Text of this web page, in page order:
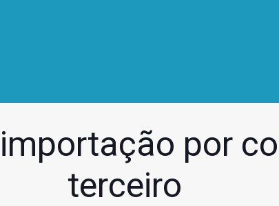
por
terceiro